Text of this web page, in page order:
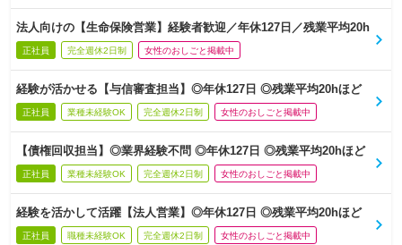
法人向けの【生命保険営業】経験者歓迎／年休127日／残業平均20h
正社員 完全週休2日制 女性のおしごと掲載中
経験が活かせる【与信審査担当】◎年休127日 ◎残業平均20hほど
正社員 業種未経験OK 完全週休2日制 女性のおしごと掲載中
【債権回収担当】◎業界経験不問 ◎年休127日 ◎残業平均20hほど
正社員 業種未経験OK 完全週休2日制 女性のおしごと掲載中
経験を活かして活躍【法人営業】◎年休127日 ◎残業平均20hほど
正社員 職種未経験OK 完全週休2日制 女性のおしごと掲載中